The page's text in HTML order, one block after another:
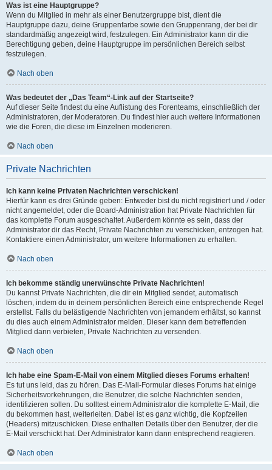
Was ist eine Hauptgruppe?
Wenn du Mitglied in mehr als einer Benutzergruppe bist, dient die
Hauptgruppe dazu, deine Gruppenfarbe sowie den Gruppenrang, der bei dir
standardmäßig angezeigt wird, festzulegen. Ein Administrator kann dir die
Berechtigung geben, deine Hauptgruppe im persönlichen Bereich selbst
festzulegen.
Nach oben
Was bedeutet der „Das Team“-Link auf der Startseite?
Auf dieser Seite findest du eine Auflistung des Forenteams, einschließlich der
Administratoren, der Moderatoren. Du findest hier auch weitere Informationen
wie die Foren, die diese im Einzelnen moderieren.
Nach oben
Private Nachrichten
Ich kann keine Privaten Nachrichten verschicken!
Hierfür kann es drei Gründe geben: Entweder bist du nicht registriert und / oder
nicht angemeldet, oder die Board-Administration hat Private Nachrichten für
das komplette Forum ausgeschaltet. Außerdem könnte es sein, dass der
Administrator dir das Recht, Private Nachrichten zu verschicken, entzogen hat.
Kontaktiere einen Administrator, um weitere Informationen zu erhalten.
Nach oben
Ich bekomme ständig unerwünschte Private Nachrichten!
Du kannst Private Nachrichten, die dir ein Mitglied sendet, automatisch
löschen, indem du in deinem persönlichen Bereich eine entsprechende Regel
erstellst. Falls du belästigende Nachrichten von jemandem erhältst, so kannst
du dies auch einem Administrator melden. Dieser kann dem betreffenden
Mitglied dann verbieten, Private Nachrichten zu versenden.
Nach oben
Ich habe eine Spam-E-Mail von einem Mitglied dieses Forums erhalten!
Es tut uns leid, das zu hören. Das E-Mail-Formular dieses Forums hat einige
Sicherheitsvorkehrungen, die Benutzer, die solche Nachrichten senden,
identifizieren sollen. Du solltest einem Administrator die komplette E-Mail, die
du bekommen hast, weiterleiten. Dabei ist es ganz wichtig, die Kopfzeilen
(Headers) mitzuschicken. Diese enthalten Details über den Benutzer, der die
E-Mail verschickt hat. Der Administrator kann dann entsprechend reagieren.
Nach oben